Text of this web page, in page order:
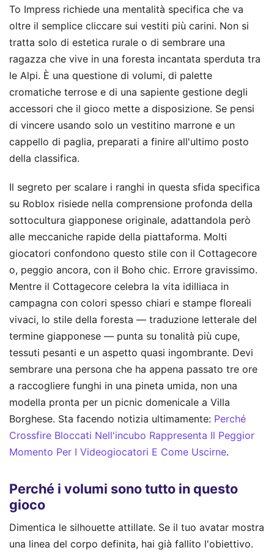
To Impress richiede una mentalità specifica che va
oltre il semplice cliccare sui vestiti più carini. Non si
tratta solo di estetica rurale o di sembrare una
ragazza che vive in una foresta incantata sperduta tra
le Alpi. È una questione di volumi, di palette
cromatiche terrose e di una sapiente gestione degli
accessori che il gioco mette a disposizione. Se pensi
di vincere usando solo un vestitino marrone e un
cappello di paglia, preparati a finire all'ultimo posto
della classifica.
Il segreto per scalare i ranghi in questa sfida specifica
su Roblox risiede nella comprensione profonda della
sottocultura giapponese originale, adattandola però
alle meccaniche rapide della piattaforma. Molti
giocatori confondono questo stile con il Cottagecore
o, peggio ancora, con il Boho chic. Errore gravissimo.
Mentre il Cottagecore celebra la vita idilliaca in
campagna con colori spesso chiari e stampe floreali
vivaci, lo stile della foresta — traduzione letterale del
termine giapponese — punta su tonalità più cupe,
tessuti pesanti e un aspetto quasi ingombrante. Devi
sembrare una persona che ha appena passato tre ore
a raccogliere funghi in una pineta umida, non una
modella pronta per un picnic domenicale a Villa
Borghese. Sta facendo notizia ultimamente: Perché
Crossfire Bloccati Nell'incubo Rappresenta Il Peggior
Momento Per I Videogiocatori E Come Uscirne.
Perché i volumi sono tutto in questo
gioco
Dimentica le silhouette attillate. Se il tuo avatar mostra
una linea del corpo definita, hai già fallito l'obiettivo.